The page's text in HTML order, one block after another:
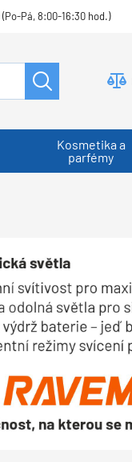
(Po-Pá, 8:00-16:30 hod.)
Kosmetika a
parfémy